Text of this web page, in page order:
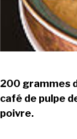
200 grammes
café de pulpe
poivre.